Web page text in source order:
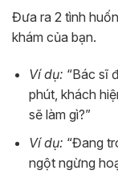
Đưa ra 2 tình
khám của bạn.
Ví dụ: “Bác sĩ
phút, khách
sẽ làm gì?”
Ví dụ: “Đang
ngột ngừng